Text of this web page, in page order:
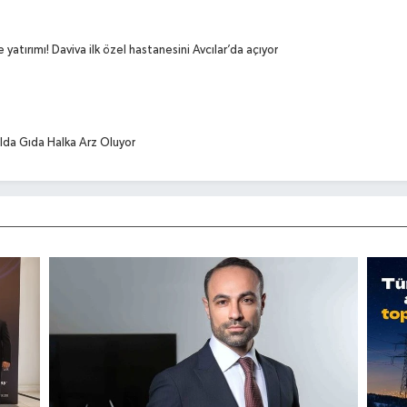
Daviva ilk özel hastanesini Avcılar’da açıyor
Gıda Halka Arz Oluyor
Ar Ge ve Küresel Büyümeye Gidecek
Dönem Mezunlarını Gururla Uğurladı